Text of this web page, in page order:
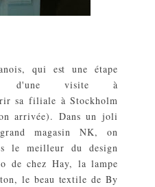
qui est une étape
d'une visite à
sa filiale à Stockholm
arrivée). Dans un joli
magasin NK, on
le meilleur du design
de chez Hay, la lampe
le beau textile de By